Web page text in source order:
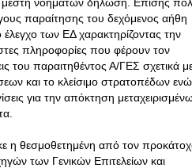
παραίτησης του δεχόμενος αήθη
των ΕΔ χαρακτηρίζοντας την
πληροφορίες που φέρουν τον
του παραιτηθέντος Α/ΓΕΣ σχετικά
και το κλείσιμο στρατοπέδων ενώ
για την απόκτηση
η θεσμοθετημένη από τον
των Γενικών Επιτελείων και